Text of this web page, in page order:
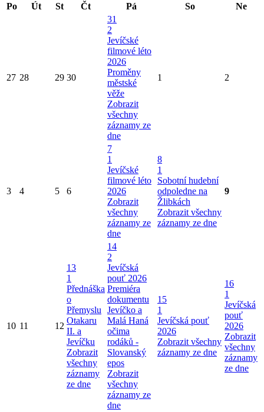
Po
Út St Čt Pá So Ne
27 28 29 30
31
2
Jevíčské
filmové léto
2026
Proměny
městské
věže
Zobrazit
všechny
záznamy ze
dne
1 2
3 4 5 6
7
1
Jevíčské
filmové léto
2026
Zobrazit
všechny
záznamy ze
dne
8
1
Sobotní hudební
odpoledne na
Žlibkách
Zobrazit všechny
záznamy ze dne
9
10 11 12
13
1
Přednáška
o
Přemyslu
Otakaru
II. a
Jevíčku
Zobrazit
všechny
záznamy
ze dne
14
2
Jevíčská
pouť 2026
Premiéra
dokumentu
Jevíčko a
Malá Haná
očima
rodáků -
Slovanský
epos
Zobrazit
všechny
záznamy ze
dne
15
1
Jevíčská pouť
2026
Zobrazit všechny
záznamy ze dne
16
1
Jevíčská
pouť
2026
Zobrazit
všechny
záznamy
ze dne